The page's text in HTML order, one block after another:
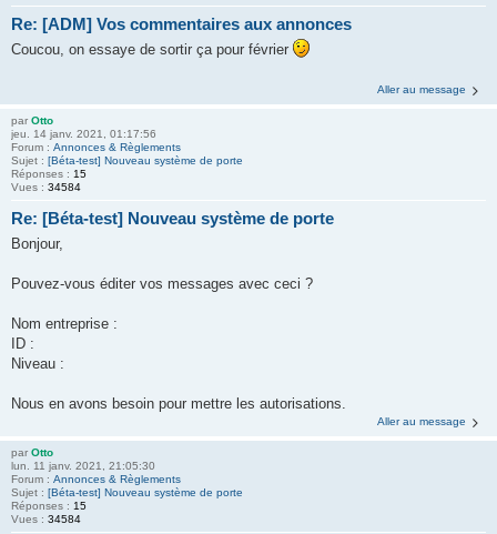
Re: [ADM] Vos commentaires aux annonces
Coucou, on essaye de sortir ça pour février
Aller au message
par Otto
jeu. 14 janv. 2021, 01:17:56
Forum : Annonces & Règlements
Sujet : [Béta-test] Nouveau système de porte
Réponses : 15
Vues : 34584
Re: [Béta-test] Nouveau système de porte
Bonjour,
Pouvez-vous éditer vos messages avec ceci ?
Nom entreprise :
ID :
Niveau :
Nous en avons besoin pour mettre les autorisations.
Aller au message
par Otto
lun. 11 janv. 2021, 21:05:30
Forum : Annonces & Règlements
Sujet : [Béta-test] Nouveau système de porte
Réponses : 15
Vues : 34584